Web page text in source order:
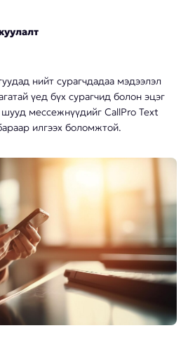
нийт сурагчдадаа мэдээлэл
үед бүх сурагчид болон эцэг
мессежнүүдийг CallPro Text
илгээх боломжтой.